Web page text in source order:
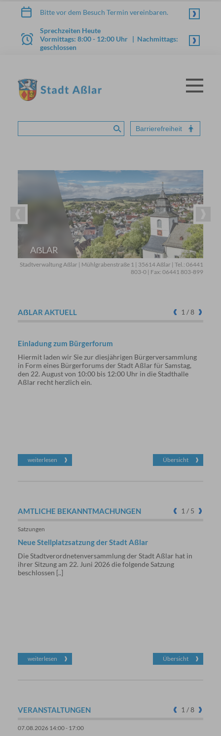
Zum Inhalt springen
Bitte vor dem Besuch Termin vereinbaren.
Sprechzeiten Heute
Vormittags: 8:00 - 12:00 Uhr | Nachmittags:
geschlossen
Menü
Suche absenden
Barrierefreiheit
AẞLAR WERDORF
BERGHAUSEN
BECHLINGEN
OBERLEMP
BERMOLL
KLEIN-
ALTENSTÄDTEN
Stadtverwaltung Aßlar | Mühlgrabenstraße 1 | 35614 Aßlar | Tel.: 06441
803-0 | Fax: 06441 803-899
AẞLAR AKTUELL
Einladung zum Bürgerforum
Hiermit laden wir Sie zur diesjährigen Bürgerversammlung
in Form eines Bürgerforums der Stadt Aßlar für Samstag,
den 22. August von 10:00 bis 12:00 Uhr in die Stadthalle
Aßlar recht herzlich ein.
Übersicht
weiterlesen
1 / 8
AMTLICHE BEKANNTMACHUNGEN
Satzungen
Neue Stellplatzsatzung der Stadt Aßlar
Die Stadtverordnetenversammlung der Stadt Aßlar hat in
ihrer Sitzung am 22. Juni 2026 die folgende Satzung
beschlossen [..]
Übersicht
weiterlesen
1 / 5
VERANSTALTUNGEN
07.08.2026 14:00 - 17:00
1 / 8